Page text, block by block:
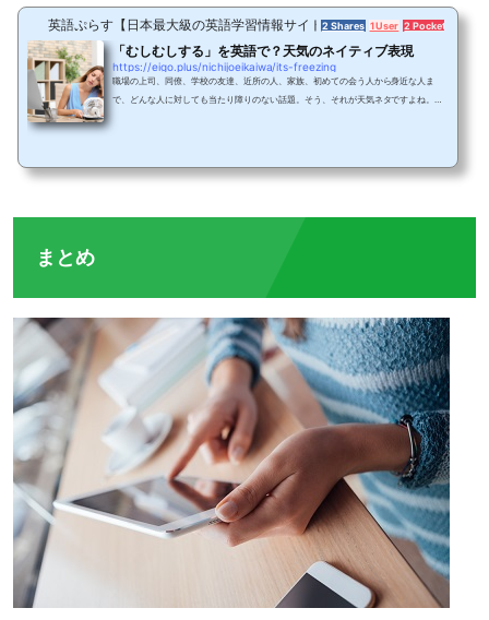
英語ぷらす【日本最大級の英語学習情報サイト】2 Shares 1 User 2 Pockets
「むしむしする」を英語で？天気のネイティブ表現
https://eigo.plus/nichijoeikaiwa/its-freezing
職場の上司、同僚、学校の友達、近所の人、家族、初めての会う人から身近な人ま
で、どんな人に対しても当たり障りのない話題。そう、それが天気ネタですよね。天
ではありません。今回はもうすぐやってくる梅雨時期に向けて「むしむしする。」を
まとめ